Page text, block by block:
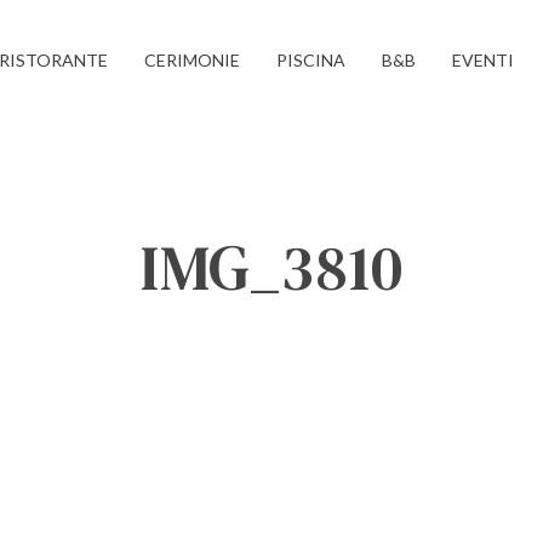
RISTORANTE CERIMONIE PISCINA B&B EVENTI
IMG_3810